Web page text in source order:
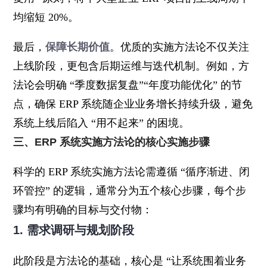
均缩短 20%。
最后，保障长期价值。优质的实施方法论不仅关注
上线阶段，更包含后期运维与迭代机制。例如，方
法论会明确 “季度数据复盘”“年度功能优化” 的节
点，确保 ERP 系统随企业业务增长持续升级，避免
系统上线后陷入 “用不起来” 的困境。
三、ERP 系统实施方法论的核心实施步骤
科学的 ERP 系统实施方法论需遵循 “循序渐进、闭
环管控” 的逻辑，通常分为五个核心步骤，每个步
骤均有明确的目标与交付物：
1. 需求调研与规划阶段
此阶段是方法论的基础，核心是 “让系统围着业务